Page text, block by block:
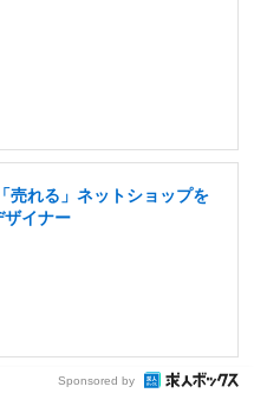
売れる」ネットショップを
ザイナー
Sponsored by